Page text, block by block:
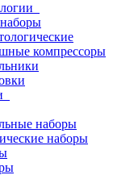
компрессоры
наборы
наборы